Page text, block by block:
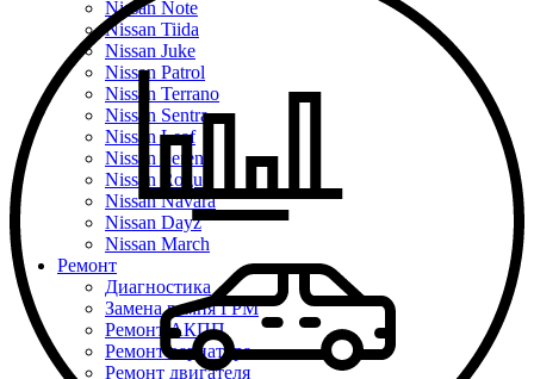
Nissan Note
Nissan Tiida
Nissan Juke
Nissan Patrol
Nissan Terrano
Nissan Sentra
Nissan Leaf
Nissan Serena
Nissan Rogue
Nissan Navara
Nissan Dayz
Nissan March
Ремонт
Диагностика
Замена ремня ГРМ
Ремонт АКПП
Ремонт вариатора
Ремонт двигателя